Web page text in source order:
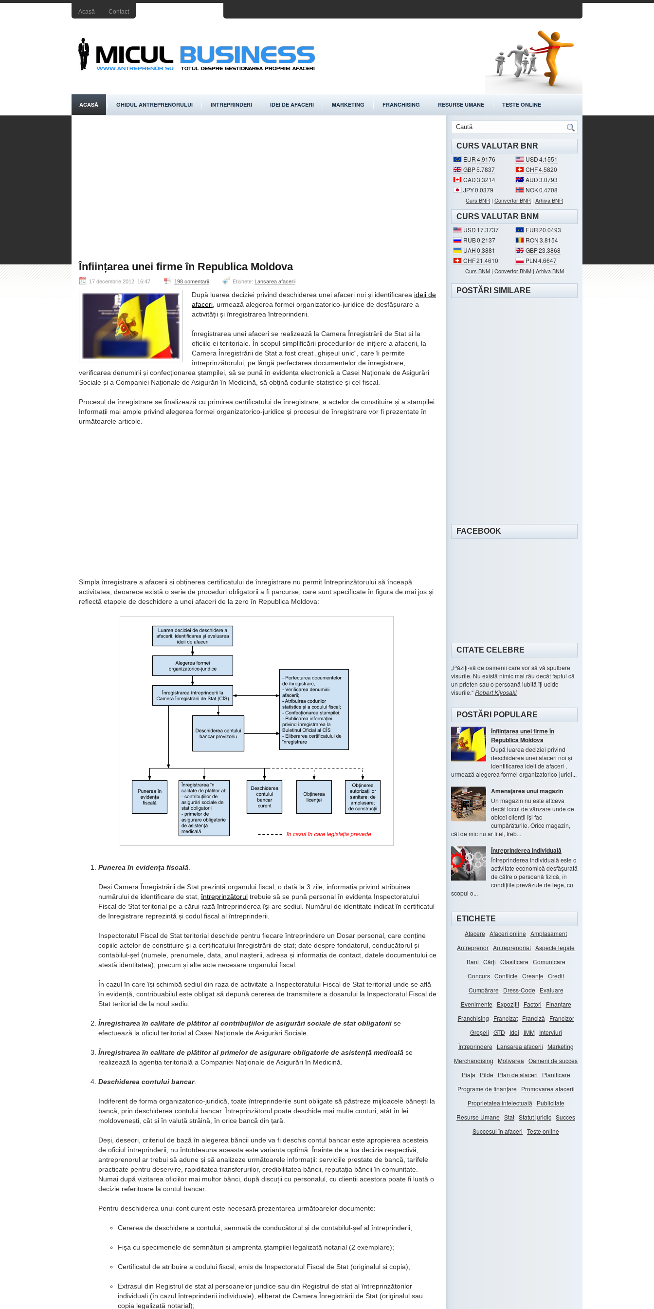
Acasă Contact
ACASĂ GHIDUL ANTREPRENORULUI ÎNTREPRINDERI IDEI DE AFACERI MARKETING FRANCHISING RESURSE UMANE TESTE ONLINE
Înființarea unei firme în Republica Moldova
17 decembrie 2012, 16:47 198 comentarii Etichete: Lansarea afacerii
După luarea deciziei privind deschiderea unei afaceri noi și identificarea ideii de
afaceri , urmează alegerea formei organizatorico-juridice de desfășurare a
activității și înregistrarea întreprinderii.
Înregistrarea unei afaceri se realizează la Camera Înregistrării de Stat și la
oficiile ei teritoriale. În scopul simplificării procedurilor de inițiere a afacerii, la
Camera Înregistrării de Stat a fost creat ghișeul unic
, care îi permite
întreprinzătorului, pe lângă perfectarea documentelor de înregistrare,
verificarea denumirii și confecționarea ștampilei, să se pună în evidența electronică a Casei Naționale de Asigurări
Sociale și a Companiei Naționale de Asigurări în Medicină, să obțină codurile statistice și cel fiscal.
Procesul de înregistrare se finalizează cu primirea certificatului de înregistrare, a actelor de constituire și a ștampilei.
Informații mai ample privind alegerea formei organizatorico-juridice și procesul de înregistrare vor fi prezentate în
următoarele articole.
Simpla înregistrare a afacerii și obținerea certificatului de înregistrare nu permit întreprinzătorului să înceapă
activitatea, deoarece există o serie de proceduri obligatorii a fi parcurse, care sunt specificate în figura de mai jos și
reflectă etapele de deschidere a unei afaceri de la zero în Republica Moldova:
Punerea în evidența fiscală
Deși Camera Înregistrării de Stat prezintă organului fiscal, o dată la 3 zile, informația privind atribuirea
numărului de identificare de stat,întreprinzătorul trebuie să se pună personal în evidența Inspectoratului
Fiscal de Stat teritorial pe a cărui rază întreprinderea își are sediul. Numărul de identitate indicat în certificatul
de înregistrare reprezintă și codul fiscal al întreprinderii.
Inspectoratul Fiscal de Stat teritorial deschide pentru fiecare întreprindere un Dosar personal, care conține
copiile actelor de constituire și a certificatului înregistrării de stat; date despre fondatorul, conducătorul și
contabilul-șef (numele, prenumele, data, anul nașterii, adresa și informația de contact, datele documentului ce
atestă identitatea), precum și alte acte necesare organului fiscal.
În cazul în care își schimbă sediul din raza de activitate a Inspectoratului Fiscal de Stat teritorial unde se află
în evidență, contribuabilul este obligat să depună cererea de transmitere a dosarului la Inspectoratul Fiscal de
Stat teritorial de la noul sediu.
Înregistrarea în calitate de plătitor al contribuțiilor de asigurări sociale de stat obligatorii se
efectuează la oficiul teritorial al Casei Naționale de Asigurări Sociale.
Înregistrarea în calitate de plătitor al primelor de asigurare obligatorie de asistență medicală se
realizează la agenția teritorială a Companiei Naționale de Asigurări în Medicină.
Deschiderea contului bancar.
Indiferent de forma organizatorico-juridică, toate întreprinderile sunt obligate să păstreze mijloacele bănești la
bancă, prin deschiderea contului bancar. Întreprinzătorul poate deschide mai multe conturi, atât în lei
moldovenești, cât și în valută străină, în orice bancă din țară.
Deși, deseori, criteriul de bază în alegerea băncii unde va fi deschis contul bancar este apropierea acesteia
de oficiul întreprinderii, nu întotdeauna aceasta este varianta optimă. Înainte de a lua decizia respectivă,
antreprenorul ar trebui să adune și să analizeze următoarele informații: serviciile prestate de bancă, tarifele
practicate pentru deservire, rapiditatea transferurilor, credibilitatea băncii, reputația băncii în comunitate.
Numai după vizitarea oficiilor mai multor bănci, după discuții cu personalul, cu clienții acestora poate fi luată o
decizie referitoare la contul bancar.
Pentru deschiderea unui cont curent este necesară prezentarea următoarelor documente:
Cererea de deschidere a contului, semnată de conducătorul și de contabilul-șef al întreprinderii;
Fișa cu specimenele de semnături și amprenta ștampilei legalizată notarial (2 exemplare);
Certificatul de atribuire a codului fiscal, emis de Inspectoratul Fiscal de Stat (originalul și copia);
Extrasul din Registrul de stat al persoanelor juridice sau din Registrul de stat al întreprinzătorilor
individuali (în cazul întreprinderii individuale), eliberat de Camera Înregistrării de Stat (originalul sau
copia legalizată notarial);
CURS VALUTAR BNR
EUR4.9176 USD4.1551
GBP5.7837 CHF4.5820
CAD3.3214 AUD3.0793
JPY0.0379 NOK0.4708
Curs BNR | Convertor BNR | Arhiva BNR
CURS VALUTAR BNM
USD 17.3737 EUR20.0493
RUB0.2137 RON3.8154
UAH0.3881 GBP23.3868
CHF21.4610 PLN4.6647
Curs BNM| Convertor BNM| Arhiva BNM
POSTĂRI SIMILARE
FACEBOOK
CITATE CELEBRE
Păziți-vă de oamenii care vor să vă spulbere
visurile. Nu există nimic mai rău decât faptul că
un prieten sau o persoană iubită îți ucide
visurile. Robert Kiyosaki
POSTĂRI POPULARE
Înființarea unei firme în
Republica Moldova
După luarea deciziei privind
deschiderea unei afaceri noi și
identificarea ideii de afaceri ,
urmează alegerea formei organizatorico-juridi...
Amenajarea unui magazin
Un magazin nu este altceva
decât locul de vânzare unde de
obicei clienții își fac
cumpărăturile. Orice magazin,
cât de mic nu ar fi el, treb...
Întreprinderea individuală
Întreprinderea individuală este o
activitate economică desfășurată
de către o persoană fizică, în
condițiile prevăzute de lege, cu
scopul o...
ETICHETE
Afacere Afaceri online Amplasament
Antreprenor Antreprenoriat Aspecte legale
Bani Cărți Clasificare Comunicare
Concurs Conflicte Creanțe Credit
Cumpărare
Dress-Code
Evaluare
Evenimente
Expoziții Factori
Finanțare
Franchising
Francizat Franciză
Francizor
Greșeli GTD Idei IMM
Interviuri
Întreprindere
Lansarea afacerii
Marketing
Merchandising
Motivarea Oameni de succes
Piața
Pilde Plan de afaceri
Planificare
Programe de finanțare
Promovarea afacerii
Proprietatea intelectuală
Publicitate
Resurse Umane Stat Statut juridic Succes
Succesul în afaceri Teste online